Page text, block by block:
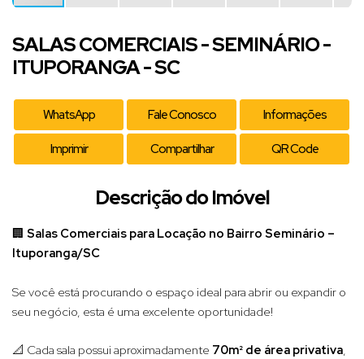
SALAS COMERCIAIS - SEMINÁRIO -
ITUPORANGA - SC
WhatsApp Fale Conosco Informações
Imprimir Compartilhar QR Code
Descrição do Imóvel
🏢 Salas Comerciais para Locação no Bairro Seminário –
Ituporanga/SC
Se você está procurando o espaço ideal para abrir ou expandir o
seu negócio, esta é uma excelente oportunidade!
📐 Cada sala possui aproximadamente 70m² de área privativa,